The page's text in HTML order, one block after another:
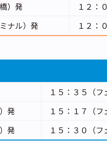
）発
１２：
ナル）発
１２：
１５：３５（フ
発
１５：１７（フ
発
１５：３０（フ